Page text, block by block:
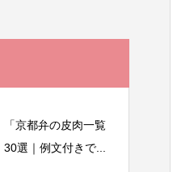
「京都弁の皮肉一覧
30選｜例文付きで...